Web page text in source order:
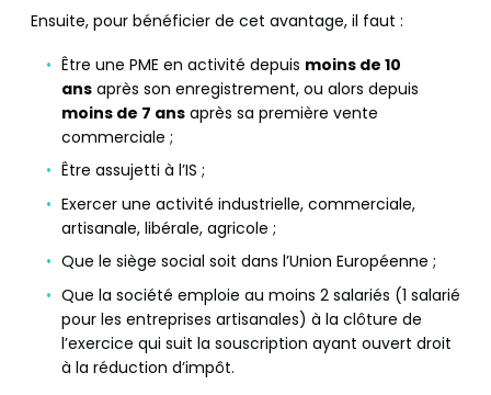
Ensuite, pour bénéficier de cet avantage, il faut :
Être une PME en activité depuis moins de 10
ans après son enregistrement, ou alors depuis
moins de 7 ans après sa première vente
commerciale ;
Être assujetti à l’IS ;
Exercer une activité industrielle, commerciale,
artisanale, libérale, agricole ;
Que le siège social soit dans l’Union Européenne ;
Que la société emploie au moins 2 salariés (1 salarié
pour les entreprises artisanales) à la clôture de
l’exercice qui suit la souscription ayant ouvert droit
à la réduction d’impôt.